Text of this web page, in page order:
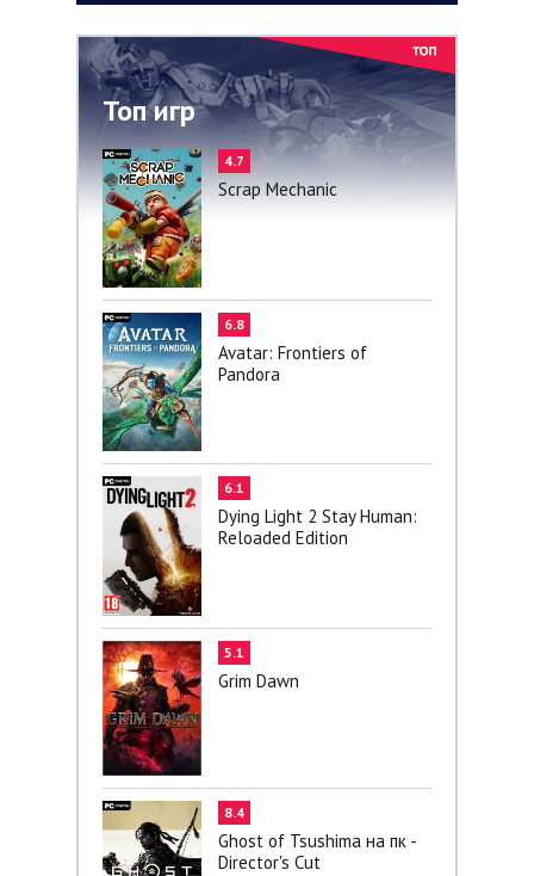
Топ игр
4.7
Scrap Mechanic
6.8
Avatar: Frontiers of
Pandora
6.1
Dying Light 2 Stay Human:
Reloaded Edition
5.1
Grim Dawn
8.4
Ghost of Tsushima на пк -
Director's Cut